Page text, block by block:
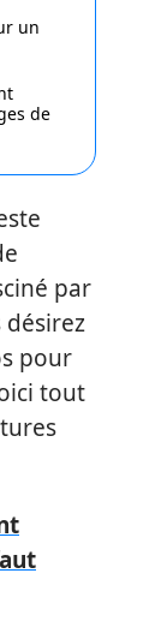
un
de
par
désirez
pour
tout